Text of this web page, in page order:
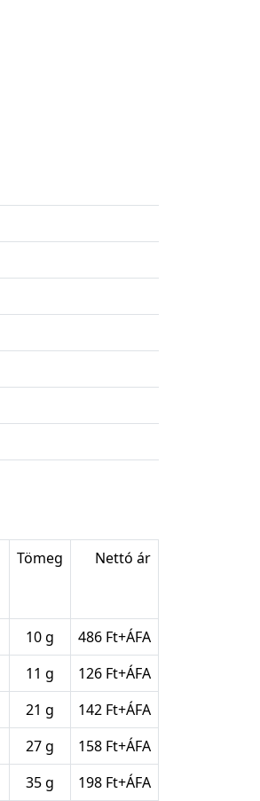
Tömeg Nettó ár
10 g
486 Ft+ÁFA
11 g
126 Ft+ÁFA
21 g
142 Ft+ÁFA
27 g
158 Ft+ÁFA
35 g
198 Ft+ÁFA